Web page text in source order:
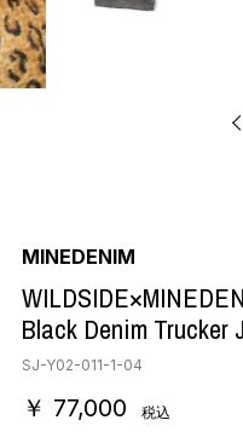
MINEDENIM
Black Denim Trucker
SJ-Y02-011-1-04
￥ 77,000 税込